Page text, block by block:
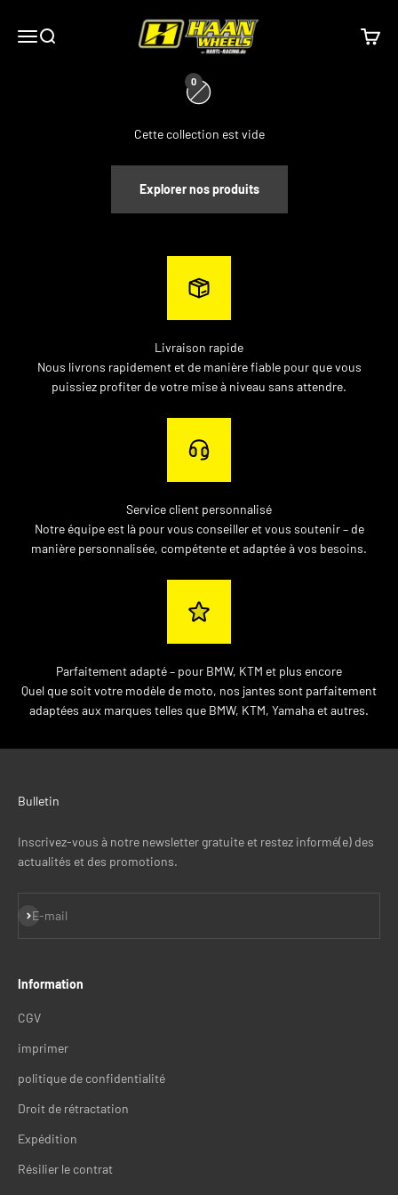
MenuRecherche
Roues Haan
Panier
0 article
0
0
Cette collection est vide
Explorer nos produits
Livraison rapide
Nous livrons rapidement et de manière fiable pour que vous
puissiez profiter de votre mise à niveau sans attendre.
Service client personnalisé
Notre équipe est là pour vous conseiller et vous soutenir – de
manière personnalisée, compétente et adaptée à vos besoins.
Parfaitement adapté – pour BMW, KTM et plus encore
Quel que soit votre modèle de moto, nos jantes sont parfaitement
adaptées aux marques telles que BMW, KTM, Yamaha et autres.
Bulletin
Inscrivez-vous à notre newsletter gratuite et restez informé(e) des
actualités et des promotions.
E-mail
S'inscrire
Information
CGV
imprimer
politique de confidentialité
Droit de rétractation
Expédition
Résilier le contrat